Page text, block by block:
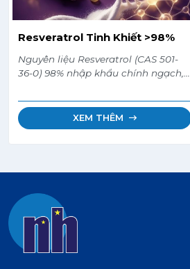
Resveratrol Tinh Khiết >98%
Nguyên liệu Resveratrol (CAS 501-
36-0) 98% nhập khẩu chính ngạch,
đầy đủ.
XEM THÊM